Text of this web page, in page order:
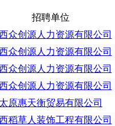
招聘单位
众创源人力资源有限公司
众创源人力资源有限公司
众创源人力资源有限公司
众创源人力资源有限公司
太原惠天衡贸易有限公司
稻草人装饰工程有限公司